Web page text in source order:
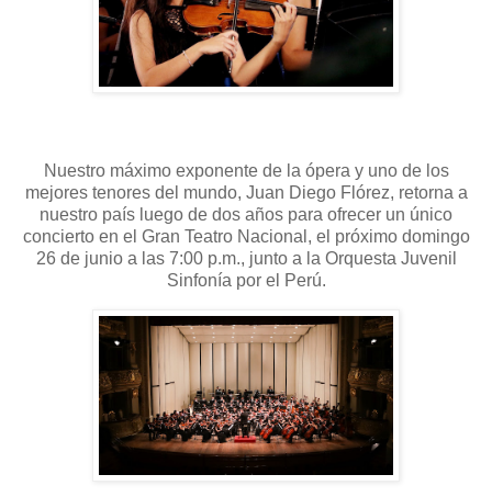
Nuestro máximo exponente de la ópera y uno de los
mejores tenores del mundo, Juan Diego Flórez, retorna a
nuestro país luego de dos años para ofrecer un único
concierto en el Gran Teatro Nacional, el próximo domingo
26 de junio a las 7:00 p.m., junto a la Orquesta Juvenil
Sinfonía por el Perú.